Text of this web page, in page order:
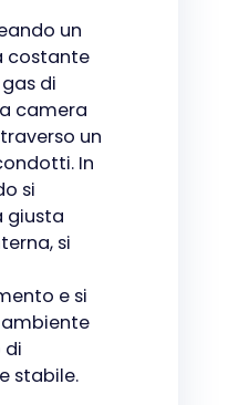
un
costante
di
camera
un
In
si
giusta
si
e si
di
stabile.